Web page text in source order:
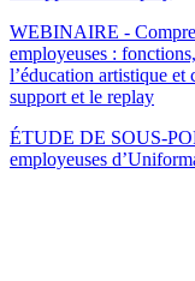
WEBINAIRE -
employeuses :
l’éducation artistique
support et le replay
ÉTUDE DE SOUS-
employeuses